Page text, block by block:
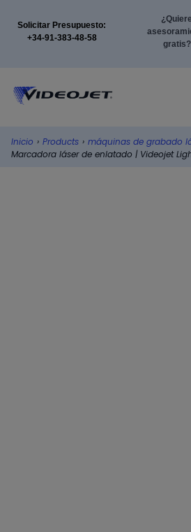
Solicitar Presupuesto:
+34-91-383-48-58
¿Quiere
gratis?
Inicio › Products › máquinas de grabado
Marcadora láser de enlatado | Videojet